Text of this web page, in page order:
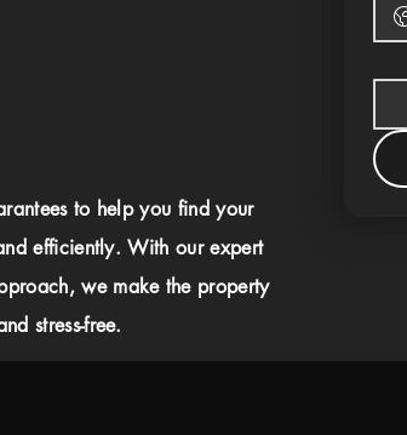
to help you find your
efficiently. With our expert
we make the property
stress-free.